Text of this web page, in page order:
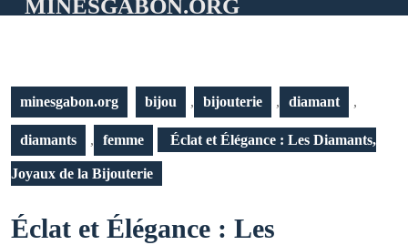
MINESGABON.ORG
minesgabon.org bijou , bijouterie , diamant ,
diamants , femme Éclat et Élégance : Les Diamants,
Joyaux de la Bijouterie
Éclat et Élégance : Les